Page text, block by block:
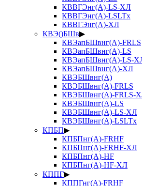
КВВГЭнг(А)-LS-ХЛ
КВВГЭнг(А)-LSLTx
КВВГЭнг(А)-ХЛ
КВЭ()БШв▶
КВЭапБШвнг(А)-FRLS
КВЭапБШвнг(А)-LS
КВЭапБШвнг(А)-LS-
КВЭапБШвнг(А)-ХЛ
КВЭБШвнг(А)
КВЭБШвнг(А)-FRLS
КВЭБШвнг(А)-FRLS-
КВЭБШвнг(А)-LS
КВЭБШвнг(А)-LS-ХЛ
КВЭБШвнг(А)-LSLTx
КПБП▶
КПБПнг(А)-FRHF
КПБПнг(А)-FRHF-ХЛ
КПБПнг(А)-HF
КПБПнг(А)-HF-ХЛ
КППГ▶
КППГнг(А)-FRHF